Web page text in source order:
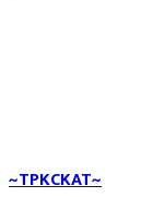
~TPKCKAT~